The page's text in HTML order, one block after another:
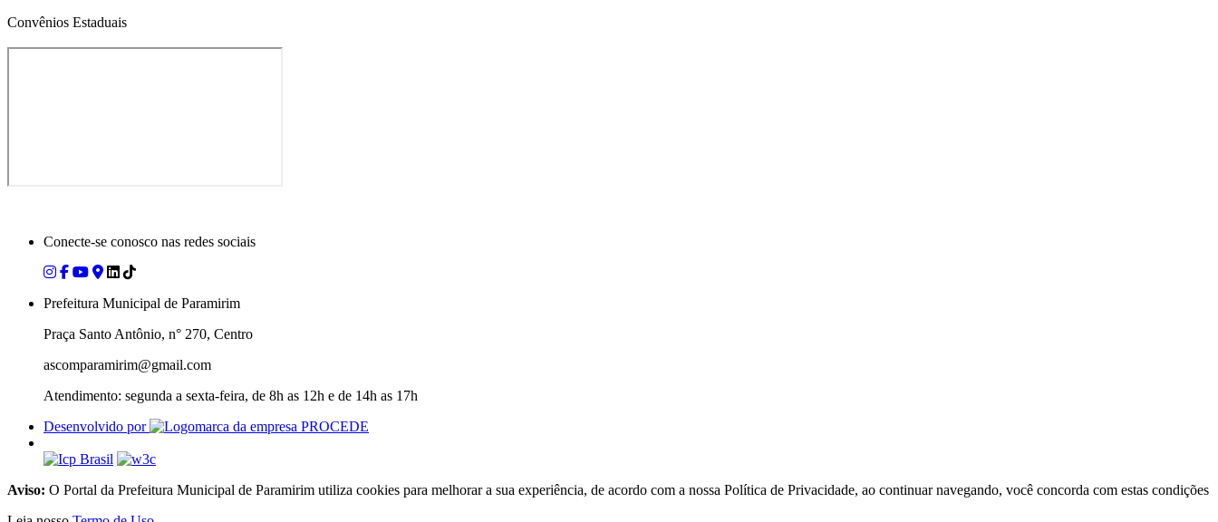
Convênios Estaduais
Conecte-se conosco nas redes sociais
Prefeitura Municipal de Paramirim
Praça Santo Antônio, n° 270, Centro
ascomparamirim@gmail.com
Atendimento: segunda a sexta-feira, de 8h as 12h e de 14h as 17h
Desenvolvido por
Aviso: O Portal da Prefeitura Municipal de Paramirim utiliza cookies para melhorar a sua experiência, de acordo com a nossa Política de Privacidade, ao continuar navegando, você concorda com estas condições